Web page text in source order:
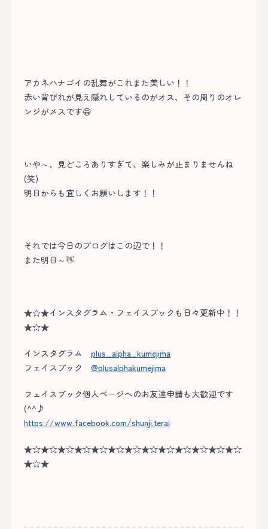
アカネハナゴイの乱舞がこれまた美しい！！
赤い背びれが見え隠れしているのがオス、その周りのオレ
ンジがメスです😁
いや～、見どころありすぎて、楽しみが止まりませんね
(笑)
明日からも宜しくお願いします！！
それでは今日のブログはこの辺で！！
また明日～👋
★☆★インスタグラム・フェイスブックも日々更新中！！
★☆★
インスタグラム plus_alpha_kumejima
フェイスブック @plusalphakumejima
フェイスブック個人ページへのお友達申請も大歓迎です
(^^♪
https://www.facebook.com/shunji.terai
★☆★☆★☆★☆★☆★☆★☆★☆★☆★☆★☆★☆★☆
★☆★